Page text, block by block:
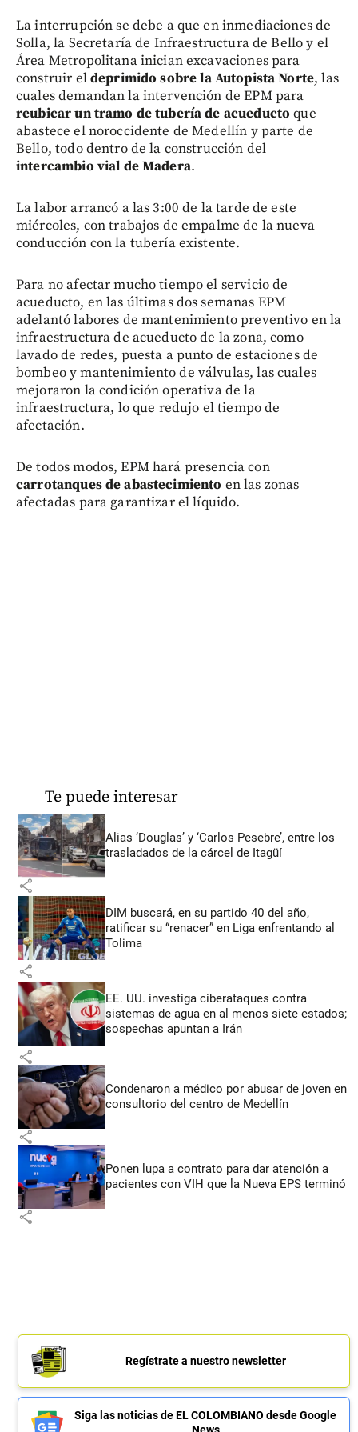
La interrupción se debe a que en inmediaciones de
Solla, la Secretaría de Infraestructura de Bello y el
Área Metropolitana inician excavaciones para
construir eldeprimido sobre la Autopista Norte, las
cuales demandan la intervención de EPM para
reubicar un tramo de tubería de acueducto que
abastece el noroccidente de Medellín y parte de
Bello, todo dentro de la construcción del
intercambio vial de Madera.
La labor arrancó a las 3:00 de la tarde de este
miércoles, con trabajos de empalme de la nueva
conducción con la tubería existente.
Para no afectar mucho tiempo el servicio de
acueducto, en las últimas dos semanas EPM
adelantó labores de mantenimiento preventivo en la
infraestructura de acueducto de la zona, como
lavado de redes, puesta a punto de estaciones de
bombeo y mantenimiento de válvulas, las cuales
mejoraron la condición operativa de la
infraestructura, lo que redujo el tiempo de
afectación.
De todos modos, EPM hará presencia con
carrotanques de abastecimiento en las zonas
afectadas para garantizar el líquido.
Te puede interesar
Alias ‘Douglas’ y ‘Carlos Pesebre’, entre los
trasladados de la cárcel de Itagüí
share
DIM buscará, en su partido 40 del año,
ratificar su “renacer” en Liga enfrentando al
Tolima
share
EE. UU. investiga ciberataques contra
sistemas de agua en al menos siete estados;
sospechas apuntan a Irán
share
Condenaron a médico por abusar de joven en
consultorio del centro de Medellín
share
Ponen lupa a contrato para dar atención a
pacientes con VIH que la Nueva EPS terminó
share
Regístrate a nuestro newsletter
Siga las noticias de EL COLOMBIANO desde Google
News